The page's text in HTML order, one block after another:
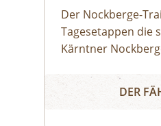
Der Nockberge-
Tagesetappen die
Kärntner
Biosphärenpark
in Bad
Nockberge-Trail:
DER